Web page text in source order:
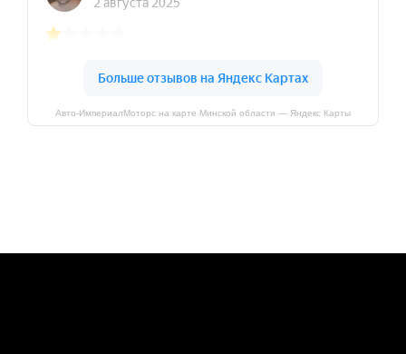
Авто-ИмпериалМоторс на карте Минской области — Яндекс Карты